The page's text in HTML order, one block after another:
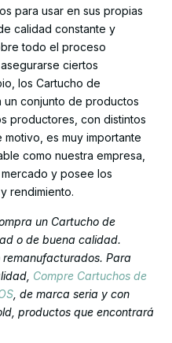
para usar en sus propias
calidad constante y
todo el proceso
ciertos
los Cartucho de
un conjunto de productos
productores, con distintos
es muy importante
como nuestra empresa,
y posee los
rendimiento.
un Cartucho de
o de buena calidad.
Para
Compre Cartuchos de
, de marca seria y con
productos que encontrará